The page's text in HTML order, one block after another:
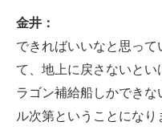
金井：
できればいいなと思っ
て、地上に戻さないと
ラゴン補給船しかでき
ル次第ということになり